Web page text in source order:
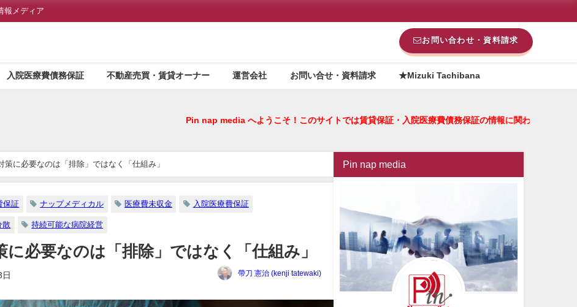
報メディア
お問い合わせ・資料請求
入院医療費債務保証 不動産売買・賃貸オーナー 運営会社 お問い合せ・資料請求 ★Mizuki Tachibana
Pin nap media へようこそ！このサイトでは賃貸保証・入院医療費債務保証の情報に関わる情報を配信中
に必要なのは「排除」ではなく「仕組み」
保証 ナップメディカル 医療費未収金 入院医療費保証
散 持続可能な病院経営
必要なのは「排除」ではなく「仕組み」
日 帶刀 憲治 (kenji tatewaki)
Pin nap media